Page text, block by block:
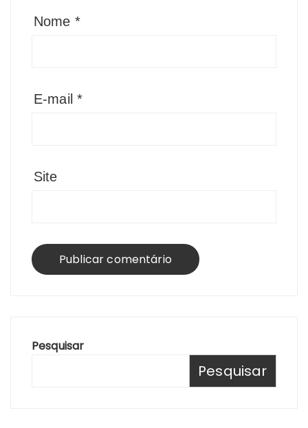
Nome *
E-mail*
Site
Pesquisar
Pesquisar